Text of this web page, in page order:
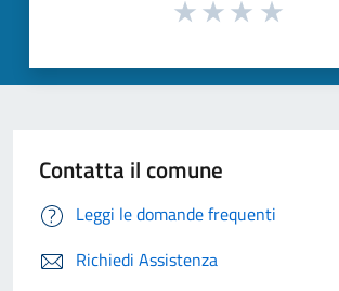
Contatta il comune
Leggi le domande frequenti
Richiedi Assistenza